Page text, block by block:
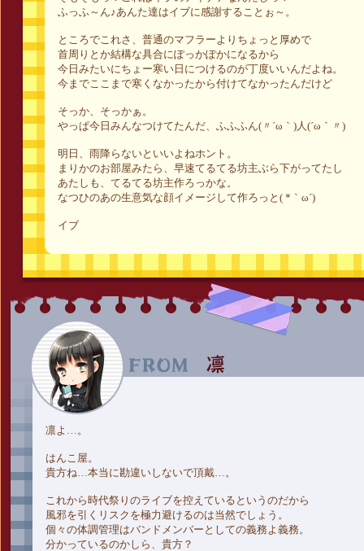
ふっふ～ん♪あんた達はイブに感謝することぉ～。
ところでこれさ、普通のマフラーよりちょっと厚めで
首周りとか結構な具合にぽっかぽかになるから
今日みたいにちょー寒い日につけるのが丁度いいんだよね。
今までここまで寒くなかったから付けてなかったんだけど
そっか、そっかぁ。
やっぱ今日みんなつけてたんだ、ふふふん(〃´ω｀)人(´ω｀〃)
明日、雨降らないといいよねホント。
まりかのお部屋みたら、早速てるてる坊主ぶら下がってたし
あたしも、てるてる坊主作ろっかな。
なつひのあの生意気な顔イメージして作ろっと( *｀ω´)
イブ
凛よ…。
はんこ屋。
貴方ね…本当に勘違いしないで頂戴…。
これから時代祭りのライブを控えているというのだから
風邪を引くリスクを極力避けるのは当然でしょう。
個々の体調管理はバンドメンバーとしての義務よ義務。
分かっているのかしら、貴方？